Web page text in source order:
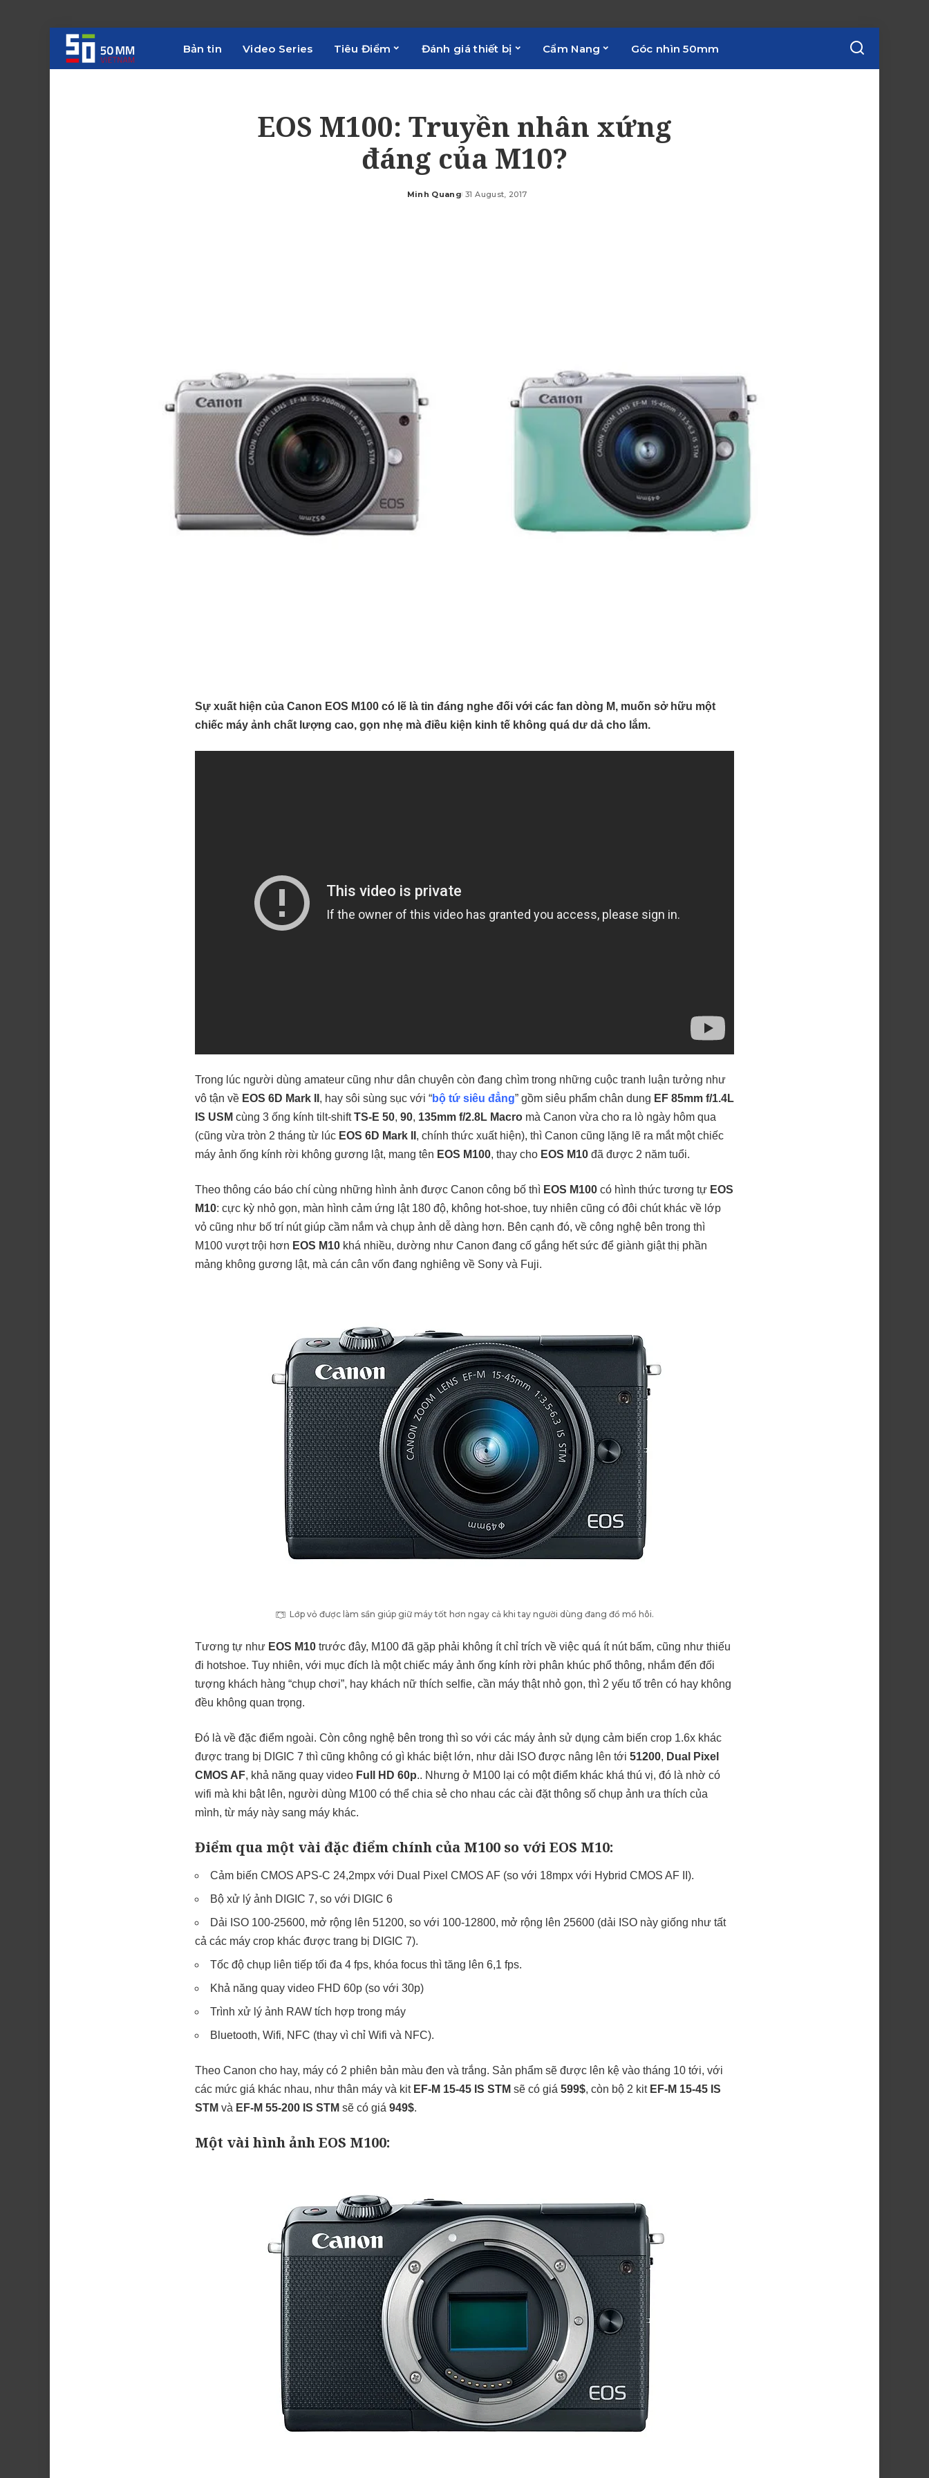
Bản tin Video Series Tiêu Điểm Đánh giá thiết bị Cẩm Nang Góc nhìn 50mm
EOS M100: Truyền nhân xứng
đáng của M10?
Posted
Minh Quang 31 August, 2017
Sự xuất hiện của Canon EOS M100 có lẽ là tin đáng nghe đối với các fan dòng M, muốn sở hữu một
chiếc máy ảnh chất lượng cao, gọn nhẹ mà điều kiện kinh tế không quá dư dả cho lắm.
Trong lúc người dùng amateur cũng như dân chuyên còn đang chìm trong những cuộc tranh luận tưởng như
vô tận về EOS 6D Mark II , hay sôi sùng sục với “bộ tứ siêu đẳng” gồm siêu phẩm chân dung EF 85mm f/1.4L
IS USM cùng 3 ống kính tilt-shiftTS-E 50, 90, 135mm f/2.8L Macro mà Canon vừa cho ra lò ngày hôm qua
(cũng vừa tròn 2 tháng từ lúc EOS 6D Mark II , chính thức xuất hiện), thì Canon cũng lặng lẽ ra mắt một chiếc
máy ảnh ống kính rời không gương lật, mang tên EOS M100, thay cho EOS M10 đã được 2 năm tuổi.
Theo thông cáo báo chí cùng những hình ảnh được Canon công bố thì EOS M100 có hình thức tương tự EOS
M10: cực kỳ nhỏ gọn, màn hình cảm ứng lật 180 độ, không hot-shoe, tuy nhiên cũng có đôi chút khác về lớp
vỏ cũng như bố trí nút giúp cầm nắm và chụp ảnh dễ dàng hơn. Bên cạnh đó, về công nghệ bên trong thì
M100 vượt trội hơn EOS M10 khá nhiều, dường như Canon đang cố gắng hết sức để giành giật thị phần
mảng không gương lật, mà cán cân vốn đang nghiêng về Sony và Fuji.
Lớp vỏ được làm sần giúp giữ máy tốt hơn ngay cả khi tay người dùng đang đổ mồ hôi.
Tương tự như EOS M10 trước đây, M100 đã gặp phải không ít chỉ trích về việc quá ít nút bấm, cũng như thiếu
đi hotshoe. Tuy nhiên, với mục đích là một chiếc máy ảnh ống kính rời phân khúc phổ thông, nhắm đến đối
tượng khách hàng “chụp chơi”, hay khách nữ thích selfie, cần máy thật nhỏ gọn, thì 2 yếu tố trên có hay không
đều không quan trọng.
Đó là về đặc điểm ngoài. Còn công nghệ bên trong thì so với các máy ảnh sử dụng cảm biến crop 1.6x khác
được trang bị DIGIC 7 thì cũng không có gì khác biệt lớn, như dải ISO được nâng lên tới 51200, Dual Pixel
CMOS AF, khả năng quay video Full HD 60p.. Nhưng ở M100 lại có một điểm khác khá thú vị, đó là nhờ có
wifi mà khi bật lên, người dùng M100 có thể chia sẻ cho nhau các cài đặt thông số chụp ảnh ưa thích của
mình, từ máy này sang máy khác.
Điểm qua một vài đặc điểm chính của M100 so với EOS M10:
Cảm biến CMOS APS-C 24,2mpx với Dual Pixel CMOS AF (so với 18mpx với Hybrid CMOS AF II).
Bộ xử lý ảnh DIGIC 7, so với DIGIC 6
Dải ISO 100-25600, mở rộng lên 51200, so với 100-12800, mở rộng lên 25600 (dải ISO này giống như tất
cả các máy crop khác được trang bị DIGIC 7).
Tốc độ chụp liên tiếp tối đa 4 fps, khóa focus thì tăng lên 6,1 fps.
Khả năng quay video FHD 60p (so với 30p)
Trình xử lý ảnh RAW tích hợp trong máy
Bluetooth, Wifi, NFC (thay vì chỉ Wifi và NFC).
Theo Canon cho hay, máy có 2 phiên bản màu đen và trắng. Sản phẩm sẽ được lên kệ vào tháng 10 tới, với
các mức giá khác nhau, như thân máy và kit EF-M 15-45 IS STM sẽ có giá 599$, còn bộ 2 kit EF-M 15-45 IS
STM và EF-M 55-200 IS STM sẽ có giá 949$.
Một vài hình ảnh EOS M100: